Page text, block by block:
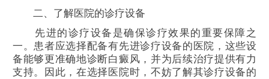
二、了解医院的诊疗设备
先进的诊疗设备是确保诊疗效果的重要保障之
一。患者应选择配备有先进诊疗设备的医院，这些设
备能够更准确地诊断白癜风，并为后续治疗提供有力
支持。因此，在选择医院时，不妨了解其诊疗设备的